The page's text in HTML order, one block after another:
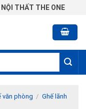
THẤT THE ONE
văn phòng / Ghế lãnh